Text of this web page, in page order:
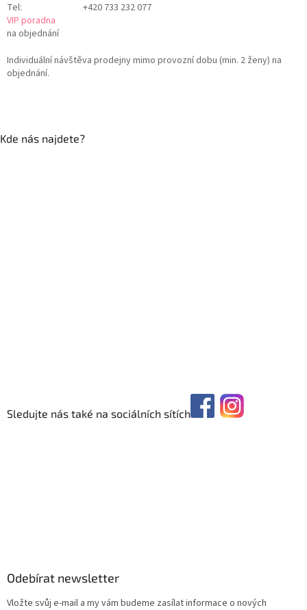
Tel:
+420 733 232 077
VIP poradna
na objednání
Individuální návštěva prodejny mimo provozní dobu (min. 2 ženy) na
objednání.
Kde nás najdete?
Sledujte nás také na sociálních sítích
Odebírat newsletter
Vložte svůj e-mail a my vám budeme zasílat informace o nových